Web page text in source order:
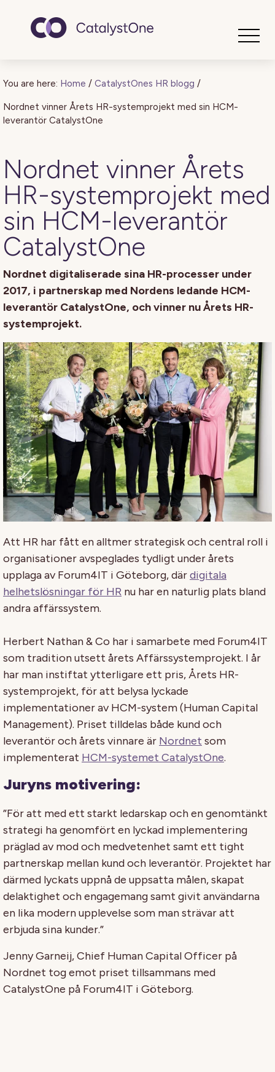
You are here: Home / CatalystOnes HR blogg /
Nordnet vinner Årets HR-systemprojekt med sin HCM-
leverantör CatalystOne
Nordnet vinner Årets
HR-systemprojekt med
sin HCM-leverantör
CatalystOne
Nordnet digitaliserade sina HR-processer under
2017, i partnerskap med Nordens ledande HCM-
leverantör CatalystOne, och vinner nu Årets HR-
systemprojekt.
Att HR har fått en alltmer strategisk och central roll i
organisationer avspeglades tydligt under årets
upplaga av Forum4IT i Göteborg, därdigitala
helhetslösningar för HR nu har en naturlig plats bland
andra affärssystem.
Herbert Nathan & Co har i samarbete med Forum4IT
som tradition utsett årets Affärssystemprojekt. I år
har man instiftat ytterligare ett pris, Årets HR-
systemprojekt, för att belysa lyckade
implementationer av HCM-system (Human Capital
Management). Priset tilldelas både kund och
leverantör och årets vinnare är Nordnet som
implementerat HCM-systemet CatalystOne.
Juryns motivering:
”För att med ett starkt ledarskap och en genomtänkt
strategi ha genomfört en lyckad implementering
präglad av mod och medvetenhet samt ett tight
partnerskap mellan kund och leverantör. Projektet har
därmed lyckats uppnå de uppsatta målen, skapat
delaktighet och engagemang samt givit användarna
en lika modern upplevelse som man strävar att
erbjuda sina kunder.”
Jenny Garneij, Chief Human Capital Officer på
Nordnet tog emot priset tillsammans med
CatalystOne på Forum4IT i Göteborg.